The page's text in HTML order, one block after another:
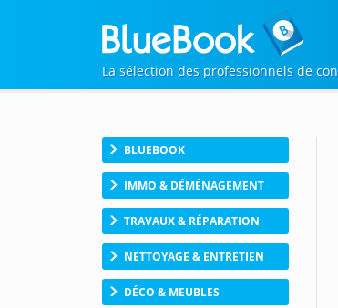
La sélection des professionnels de
BLUEBOOK
IMMO & DÉMÉNAGEMENT
TRAVAUX & RÉPARATION
NETTOYAGE & ENTRETIEN
DÉCO & MEUBLES